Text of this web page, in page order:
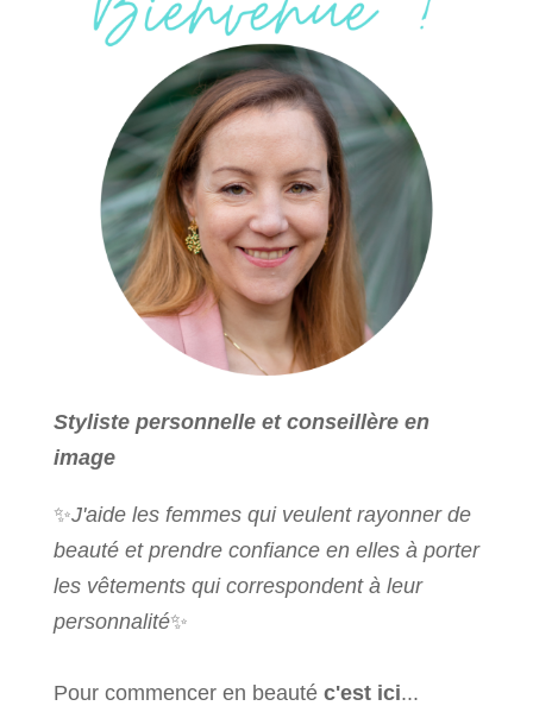
Styliste personnelle et conseillère en
image
✨J'aide les femmes qui veulent rayonner de
beauté et prendre confiance en elles à porter
les vêtements qui correspondent à leur
personnalité✨
Pour commencer en beauté c'est ici...